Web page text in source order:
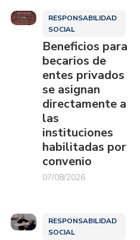
RESPONSABILIDAD
SOCIAL
Beneficios para
becarios de
entes privados
se asignan
directamente a
las
instituciones
habilitadas por
convenio
07/08/2026
RESPONSABILIDAD
SOCIAL